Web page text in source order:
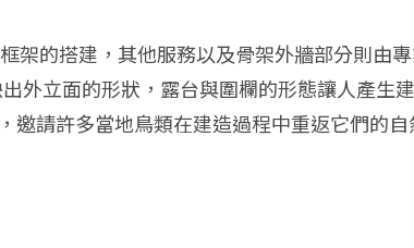
架的搭建，其他服務以及骨架外牆部分則由
外立面的形狀，露台與圍欄的形態讓人產生
請許多當地鳥類在建造過程中重返它們的自